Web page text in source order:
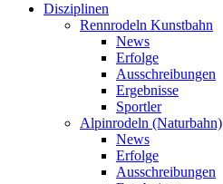
Disziplinen
Rennrodeln Kunstbahn
News
Erfolge
Ausschreibungen
Ergebnisse
Sportler
Alpinrodeln (Naturbahn)
News
Erfolge
Ausschreibungen